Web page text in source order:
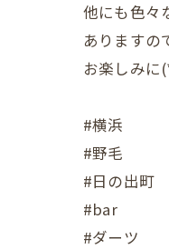
他にも色々
ありますの
お楽しみ
#横浜
#野毛
#日の出町
#bar
#ダーツ